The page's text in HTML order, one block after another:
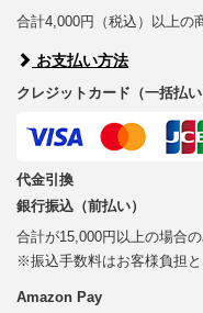
合計4,000円（税込）以上の
お支払い方法
クレジットカード（一括払い
代金引換
銀行振込（前払い）
合計が15,000円以上の場合
※振込手数料はお客様負担と
Amazon Pay